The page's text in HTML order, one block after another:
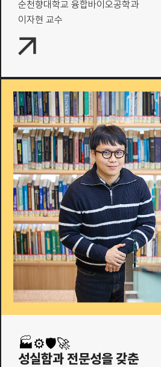
순천향대학교 융합바이오공학과
이자현 교수
🏭⚙️🛡🚀
성실함과 전문성을 갖춘